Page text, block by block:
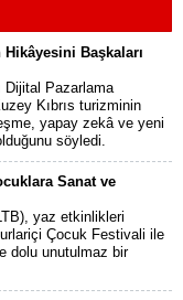
Hikâyesini Başkaları
Dijital Pazarlama
Kıbrıs turizminin
yapay zekâ ve yeni
söyledi.
Sanat ve
yaz etkinlikleri
Çocuk Festivali ile
dolu unutulmaz bir